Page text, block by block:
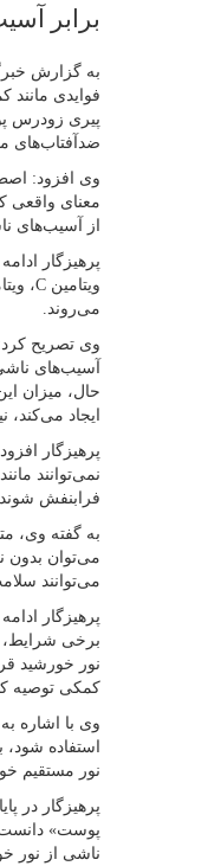
برابر
به گزارش
پیری زودرس
ضدآفتاب‌های
وی افزود:
معنای واقعی
از آسیب‌های
پرهیزگار
می‌روند.
وی تصریح
آسیب‌های
حال، میزان
ایجاد می‌کند،
پرهیزگار
فرابنفش شوند.
به گفته وی،
می‌توان بدون
می‌توانند
پرهیزگار
برخی شرایط،
نور خورشید
کمکی توصیه
استفاده
نور مستقیم
پرهیزگار در
پوست» دانست
ناشی از نور